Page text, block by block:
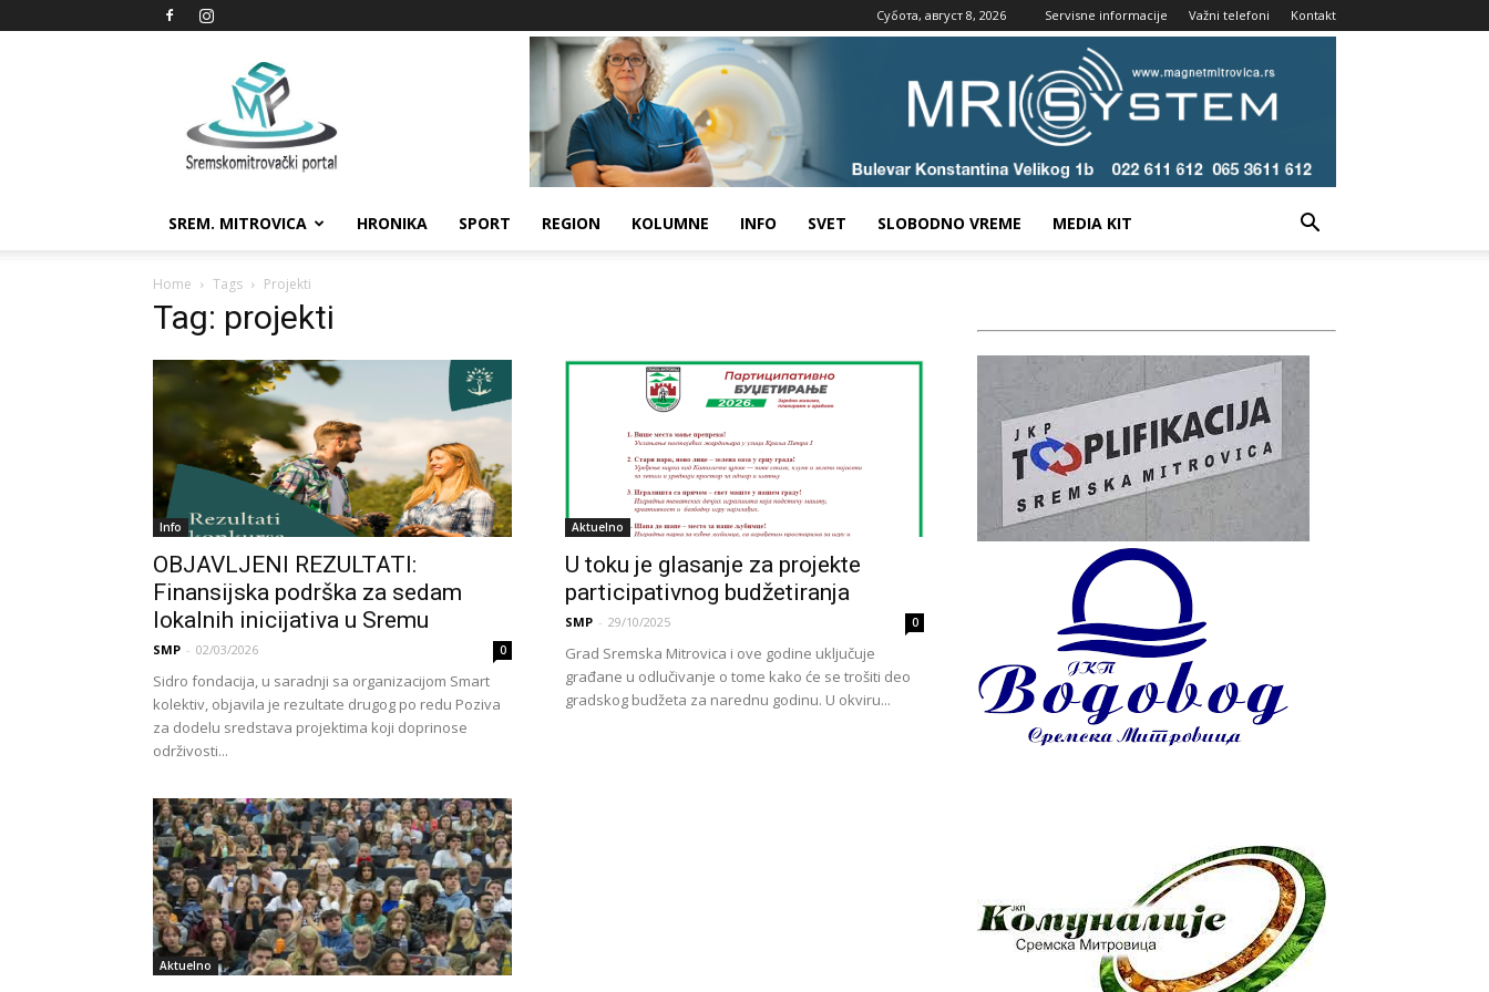
Субота, август 8, 2026 Servisne informacije Važni telefoni Kontakt
Sremskomitrovački
portal
SREM. MITROVICA HRONIKA SPORT REGION KOLUMNE INFO SVET SLOBODNO VREME MEDIA KIT
Home Tags Projekti
Tag: projekti
Info
OBJAVLJENI REZULTATI:
Finansijska podrška za sedam
lokalnih inicijativa u Sremu
SMP - 02/03/2026 0
Sidro fondacija, u saradnji sa organizacijom Smart
kolektiv, objavila je rezultate drugog po redu Poziva
za dodelu sredstava projektima koji doprinose
održivosti...
Aktuelno
U toku je glasanje za projekte
participativnog budžetiranja
SMP - 29/10/2025 0
Grad Sremska Mitrovica i ove godine uključuje
građane u odlučivanje o tome kako će se trošiti deo
gradskog budžeta za narednu godinu. U okviru...
Aktuelno